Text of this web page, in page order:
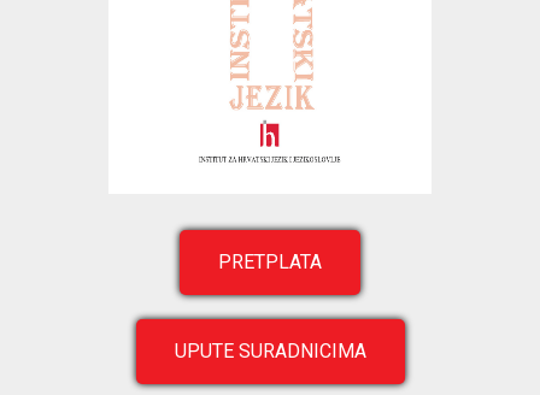
PRETPLATA
UPUTE SURADNICIMA